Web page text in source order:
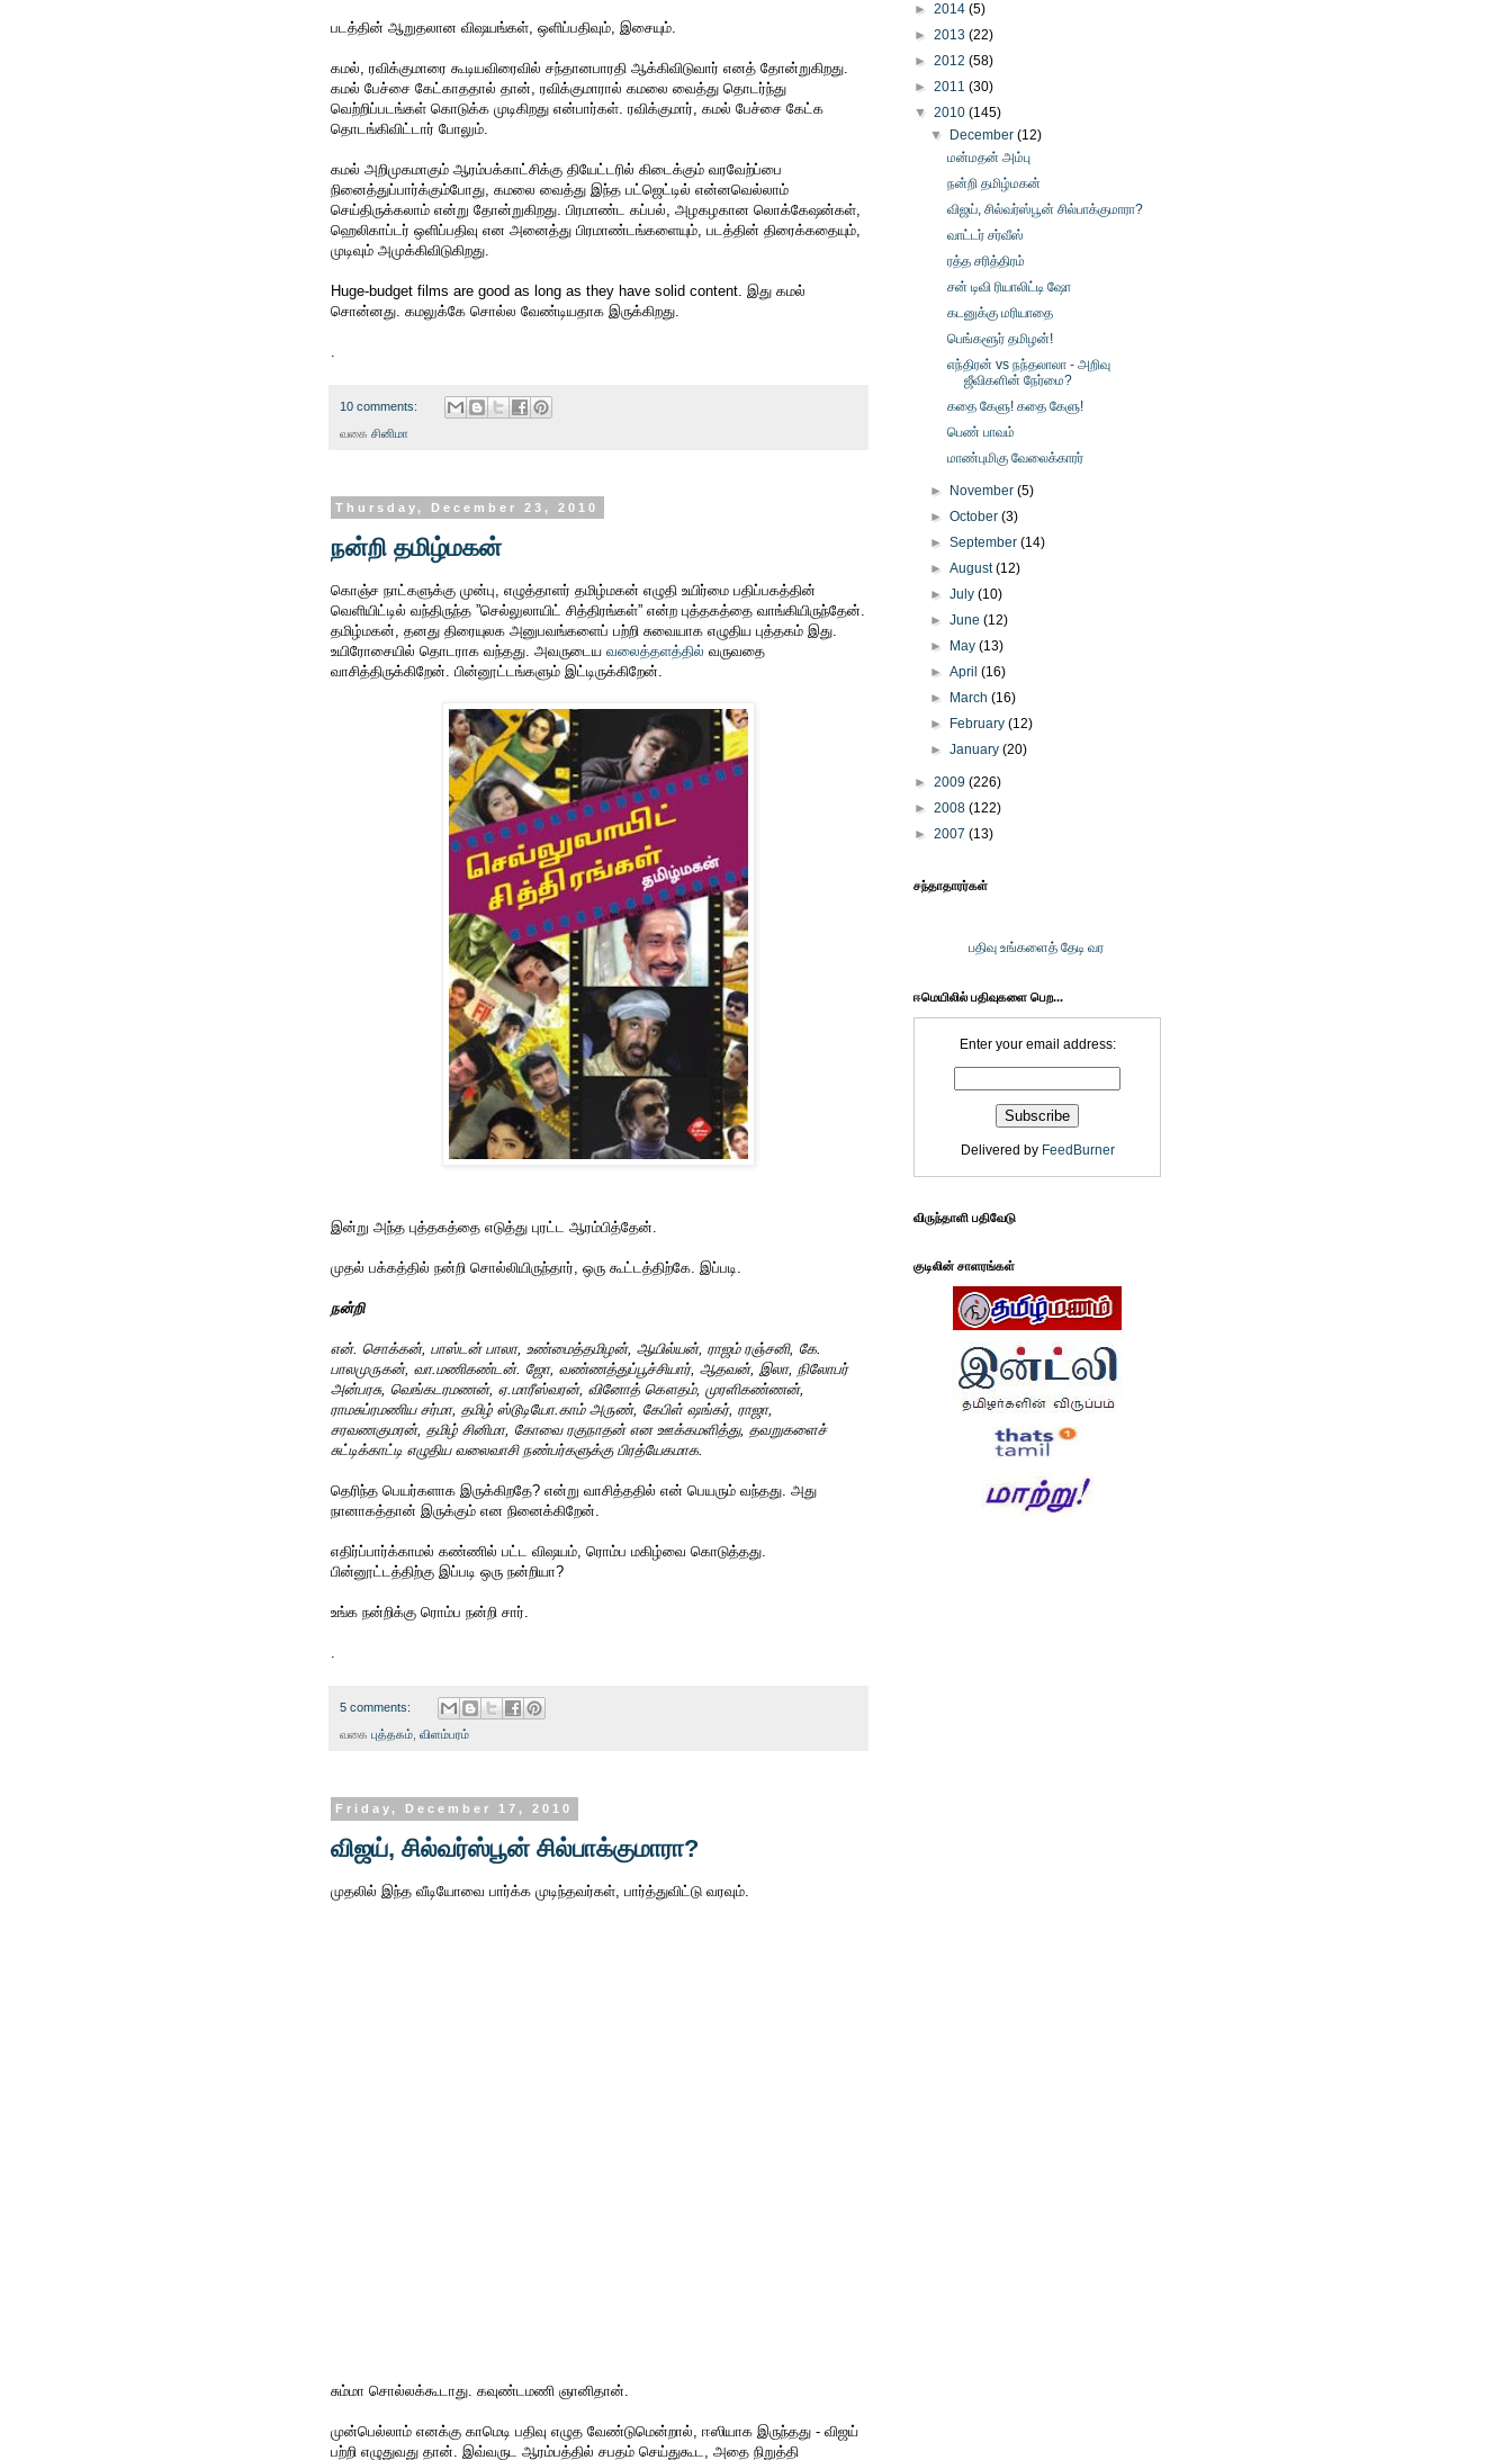
படத்தின் ஆறுதலான விஷயங்கள், ஒளிப்பதிவும், இசையும்.
கமல், ரவிக்குமாரை கூடியவிரைவில் சந்தானபாரதி ஆக்கிவிடுவார் எனத் தோன்றுகிறது.
கமல் பேச்சை கேட்காததால் தான், ரவிக்குமாரால் கமலை வைத்து தொடர்ந்து
வெற்றிப்படங்கள் கொடுக்க முடிகிறது என்பார்கள். ரவிக்குமார், கமல் பேச்சை கேட்க
தொடங்கிவிட்டார் போலும்.
கமல் அறிமுகமாகும் ஆரம்பக்காட்சிக்கு தியேட்டரில் கிடைக்கும் வரவேற்ப்பை
நினைத்துப்பார்க்கும்போது, கமலை வைத்து இந்த பட்ஜெட்டில் என்னவெல்லாம்
செய்திருக்கலாம் என்று தோன்றுகிறது. பிரமாண்ட கப்பல், அழகழகான லொக்கேஷன்கள்,
ஹெலிகாப்டர் ஒளிப்பதிவு என அனைத்து பிரமாண்டங்களையும், படத்தின் திரைக்கதையும்,
முடிவும் அமுக்கிவிடுகிறது.
Huge-budget films are good as long as they have solid content. இது கமல்
சொன்னது. கமலுக்கே சொல்ல வேண்டியதாக இருக்கிறது.
10 comments:
வகை சினிமா
Thursday, December 23, 2010
நன்றி தமிழ்மகன்
கொஞ்ச நாட்களுக்கு முன்பு, எழுத்தாளர் தமிழ்மகன் எழுதி உயிர்மை பதிப்பகத்தின்
வெளியிட்டில் வந்திருந்த ”செல்லுலாயிட் சித்திரங்கள்” என்ற புத்தகத்தை வாங்கியிருந்தேன்.
தமிழ்மகன், தனது திரையுலக அனுபவங்களைப் பற்றி சுவையாக எழுதிய புத்தகம் இது.
உயிரோசையில் தொடராக வந்தது. அவருடைய வலைத்தளத்தில் வருவதை
வாசித்திருக்கிறேன். பின்னூட்டங்களும் இட்டிருக்கிறேன்.
இன்று அந்த புத்தகத்தை எடுத்து புரட்ட ஆரம்பித்தேன்.
முதல் பக்கத்தில் நன்றி சொல்லியிருந்தார், ஒரு கூட்டத்திற்கே. இப்படி.
நன்றி
என். சொக்கன், பாஸ்டன் பாலா, உண்மைத்தமிழன், ஆயில்யன், ராஜம் ரஞ்சனி, கே.
பாலமுருகன், வா.மணிகண்டன். ஜோ, வண்ணத்துப்பூச்சியார், ஆதவன், இலா, நிலோபர்
அன்பரசு, வெங்கடரமணன், ஏ.மாரீஸ்வரன், வினோத் கௌதம், முரளிகண்ணன்,
ராமசுப்ரமணிய சர்மா, தமிழ் ஸ்டூடியோ.காம் அருண், கேபிள் ஷங்கர், ராஜா,
சரவணகுமரன், தமிழ் சினிமா, கோவை ரகுநாதன் என ஊக்கமளித்து, தவறுகளைச்
சுட்டிக்காட்டி எழுதிய வலைவாசி நண்பர்களுக்கு பிரத்யேகமாக.
தெரிந்த பெயர்களாக இருக்கிறதே? என்று வாசித்ததில் என் பெயரும் வந்தது. அது
நானாகத்தான் இருக்கும் என நினைக்கிறேன்.
எதிர்ப்பார்க்காமல் கண்ணில் பட்ட விஷயம், ரொம்ப மகிழ்வை கொடுத்தது.
பின்னூட்டத்திற்கு இப்படி ஒரு நன்றியா?
உங்க நன்றிக்கு ரொம்ப நன்றி சார்.
5 comments:
வகை புத்தகம் விளம்பரம்
Friday, December 17, 2010
விஜய், சில்வர்ஸ்பூன் சில்பாக்குமாரா?
முதலில் இந்த வீடியோவை பார்க்க முடிந்தவர்கள், பார்த்துவிட்டு வரவும்.
சும்மா சொல்லக்கூடாது. கவுண்டமணி ஞானிதான்.
முன்பெல்லாம் எனக்கு காமெடி பதிவு எழுத வேண்டுமென்றால், ஈஸியாக இருந்தது - விஜய்
பற்றி எழுதுவது தான். இவ்வருட ஆரம்பத்தில் சபதம் செய்துகூட, அதை நிறுத்தி
► 2014 (5)
► 2013 (22)
► 2012 (58)
► 2011 (30)
▼ 2010 (145)
▼
December(12)
மன்மதன் அம்பு
நன்றி தமிழ்மகன்
விஜய், சில்வர்ஸ்பூன் சில்பாக்குமாரா?
வாட்டர் சர்வீஸ்
ரத்த சரித்திரம்
சன் டிவி ரியாலிட்டி ஷோ
கடனுக்கு மரியாதை
பெங்களூர் தமிழன்!
எந்திரன் vs நந்தலாலா - அறிவு
ஜீவிகளின் நேர்மை?
கதை கேளு! கதை கேளு!
பெண் பாவம்
மாண்புமிகு வேலைக்காரர்
► November(5)
►October(3)
►September(14)
►August(12)
►July(10)
►June(12)
►
May(13)
►April(16)
►
March(16)
►
February(12)
►January(20)
► 2009 (226)
► 2008 (122)
► 2007 (13)
சந்தாதாரர்கள்
பதிவு உங்களைத் தேடி வர
ஈமெயிலில் பதிவுகளை பெற...
Enter your email address:
Delivered by FeedBurner
விருந்தாளி பதிவேடு
குடிலின் சாளரங்கள்